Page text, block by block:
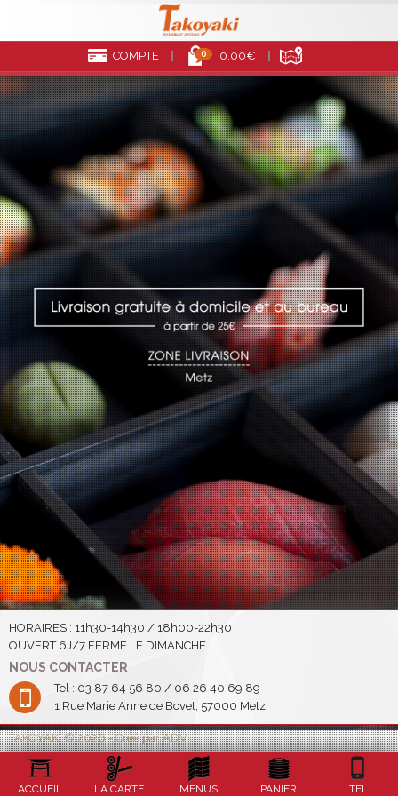
COMPTE 0 0,00€
HORAIRES : 11h30-14h30 / 18h00-22h30
OUVERT 6J/7 FERME LE DIMANCHE
NOUS CONTACTER
Tel : 03 87 64 56 80 / 06 26 40 69 89
1 Rue Marie Anne de Bovet, 57000 Metz
TAKOYAKI © 2026 - Créé par ADV
ACCUEIL LA CARTE MENUS PANIER TEL